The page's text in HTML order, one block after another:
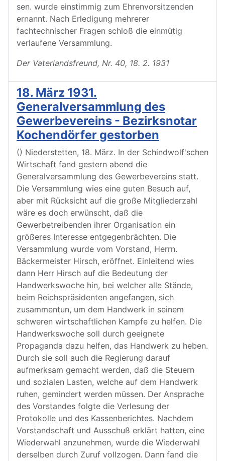
sen. wurde einstimmig zum Ehrenvorsitzenden
ernannt. Nach Erledigung mehrerer
fachtechnischer Fragen schloß die einmütig
verlaufene Versammlung.
Der Vaterlandsfreund, Nr. 40, 18. 2. 1931
18. März 1931.
Generalversammlung des
Gewerbevereins - Bezirksnotar
Kochendörfer gestorben
() Niederstetten, 18. März. In der Schindwolf'schen
Wirtschaft fand gestern abend die
Generalversammlung des Gewerbevereins statt.
Die Versammlung wies eine guten Besuch auf,
aber mit Rücksicht auf die große Mitgliederzahl
wäre es doch erwünscht, daß die
Gewerbetreibenden ihrer Organisation ein
größeres Interesse entgegenbrächten. Die
Versammlung wurde vom Vorstand, Herrn.
Bäckermeister Hirsch, eröffnet. Einleitend wies
dann Herr Hirsch auf die Bedeutung der
Handwerkswoche hin, bei welcher alle Stände,
beim Reichspräsidenten angefangen, sich
zusammentun, um dem Handwerk in seinem
schweren wirtschaftlichen Kampfe zu helfen. Die
Handwerkswoche soll durch geeignete
Propaganda dazu helfen, das Handwerk zu heben.
Durch sie soll auch die Regierung darauf
aufmerksam gemacht werden, daß die Steuern
und sozialen Lasten, welche auf dem Handwerk
ruhen, gemindert werden müssen. Der Ansprache
des Vorstandes folgte die Verlesung der
Protokolle und des Kassenberichtes. Nachdem
Vorstandschaft und Ausschuß erklärt hatten, eine
Wiederwahl anzunehmen, wurde die Wiederwahl
derselben durch Zuruf vollzogen. Dann fand die